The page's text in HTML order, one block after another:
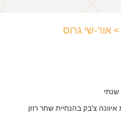
> אור-שי גרוס